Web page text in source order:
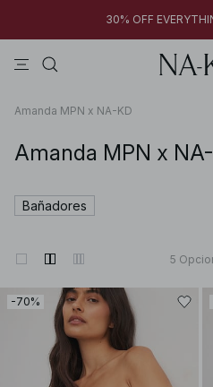
30% OFF
12h
FINAL SALE |
30% OFF
Amanda MPN x NA-KD
Amanda MPN x
Bañadores
5
-70%